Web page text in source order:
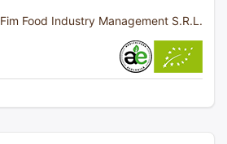
Fim Food Industry Management S.R.L.